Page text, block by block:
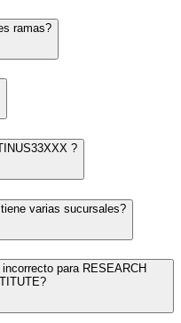
ramas?
?
varias sucursales?
para RESEARCH